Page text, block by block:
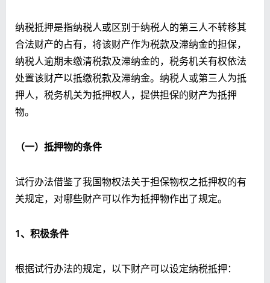
纳税抵押是指纳税人或区别于纳税人的第三人不转移其
合法财产的占有，将该财产作为税款及滞纳金的担保，
纳税人逾期未缴清税款及滞纳金的，税务机关有权依法
处置该财产以抵缴税款及滞纳金。纳税人或第三人为抵
押人，税务机关为抵押权人，提供担保的财产为抵押
物。
（一）抵押物的条件
试行办法借鉴了我国物权法关于担保物权之抵押权的有
关规定，对哪些财产可以作为抵押物作出了规定。
1、积极条件
根据试行办法的规定，以下财产可以设定纳税抵押：